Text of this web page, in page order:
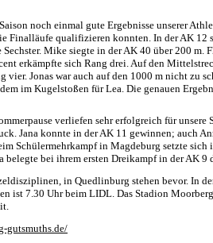
noch einmal gute Ergebnisse unserer
Finalläufe qualifizieren konnten. In der AK 12
Mike siegte in der AK 40 über 200 m.
erkämpfte sich Rang drei. Auf den
vier. Jonas war auch auf den 1000 m nicht zu
im Kugelstoßen für Lea. Die genauen
verliefen sehr erfolgreich für
Jana konnte in der AK 11 gewinnen; auch
Schülermehrkampf in Magdeburg setzte
belegte bei ihrem ersten Dreikampf in der AK 9
in Quedlinburg stehen bevor. In
ist 7.30 Uhr beim LIDL. Das Stadion
gutsmuths.de/